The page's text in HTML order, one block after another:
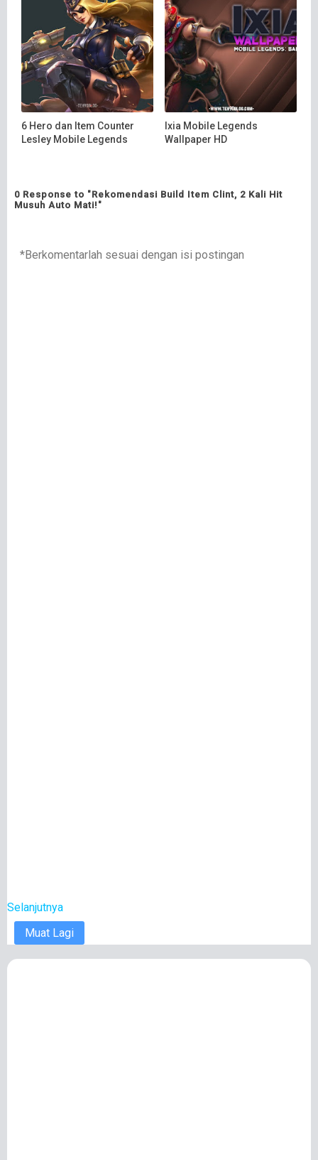
6 Hero dan Item Counter
Lesley Mobile Legends
Ixia Mobile Legends
Wallpaper HD
0 Response to "Rekomendasi Build Item Clint, 2 Kali Hit
Musuh Auto Mati!"
*Berkomentarlah sesuai dengan isi postingan
Selanjutnya
Muat Lagi